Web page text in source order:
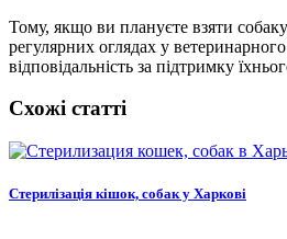
Тому, якщо ви плануєте взяти
регулярних оглядах у
відповідальність за підтримку
Схожі статті
Стерилізація кішок, собак у Харкові